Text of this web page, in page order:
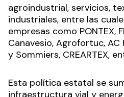
agroindustrial, servicios,
industriales, entre las
empresas como PONTEX,
Canavesio, Agrofortuc, AC
y Sommiers, CREARTEX,
Esta política estatal se